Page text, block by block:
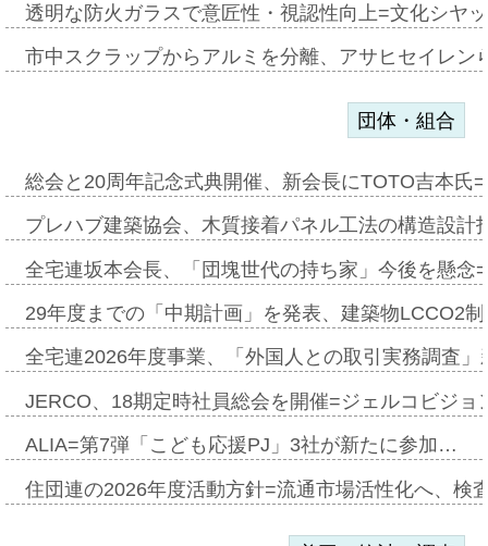
透明な防火ガラスで意匠性・視認性向上=文化シヤ
市中スクラップからアルミを分離、アサヒセイレ
団体・組合
総会と20周年記念式典開催、新会長にTOTO吉本氏
プレハブ建築協会、木質接着パネル工法の構造設
全宅連坂本会長、「団塊世代の持ち家」今後を懸
29年度までの「中期計画」を発表、建築物LCCO2
全宅連2026年度事業、「外国人との取引実務調査
JERCO、18期定時社員総会を開催=ジェルコビジ
ALIA=第7弾「こども応援PJ」3社が新たに参加…
住団連の2026年度活動方針=流通市場活性化へ、検